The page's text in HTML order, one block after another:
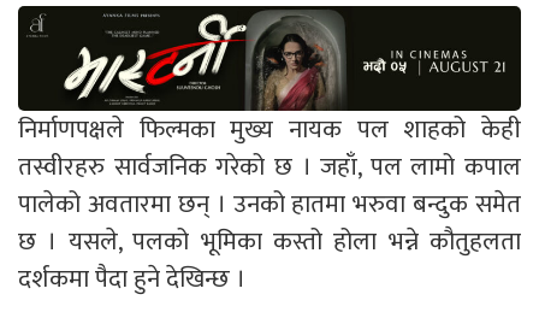
निर्माणपक्षले फिल्मका मुख्य नायक पल शाहको केही
तस्वीरहरु सार्वजनिक गरेको छ । जहाँ, पल लामो कपाल
पालेको अवतारमा छन् । उनको हातमा भरुवा बन्दुक समेत
छ । यसले, पलको भूमिका कस्तो होला भन्ने कौतुहलता
दर्शकमा पैदा हुने देखिन्छ ।